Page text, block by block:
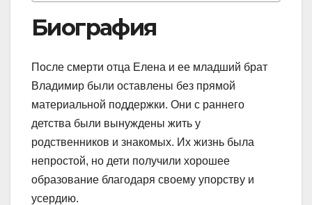
Биография
После смерти отца Елена и ее младший брат
Владимир были оставлены без прямой
материальной поддержки. Они с раннего
детства были вынуждены жить у
родственников и знакомых. Их жизнь была
непростой, но дети получили хорошее
образование благодаря своему упорству и
усердию.